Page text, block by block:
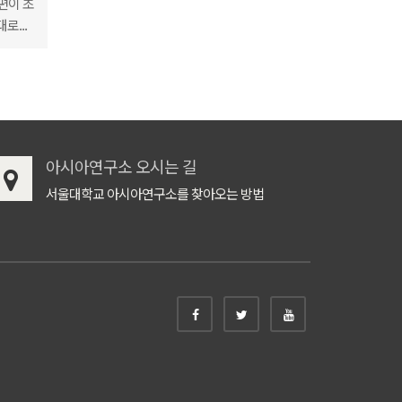
로...
아시아연구소 오시는 길
서울대학교 아시아연구소를 찾아오는 방법